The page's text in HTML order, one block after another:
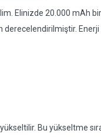
Elinizde 20.000 mAh
derecelendirilmiştir.
yükseltilir. Bu yükseltme